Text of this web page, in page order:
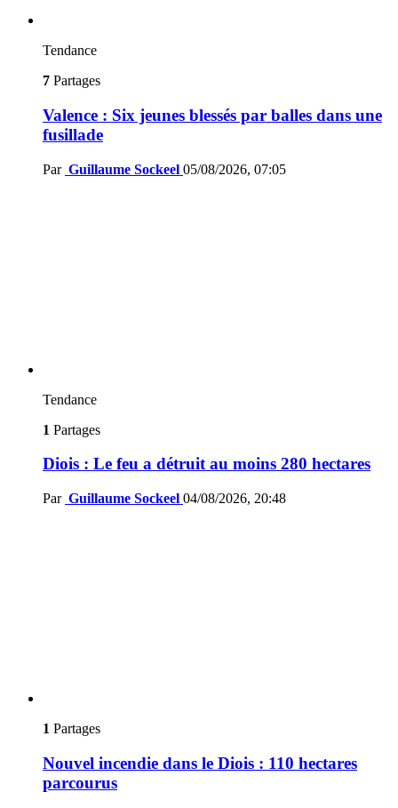
Tendance
7 Partages
Valence : Six jeunes blessés par balles dans une
fusillade
Par Guillaume Sockeel 05/08/2026, 07:05
Tendance
1 Partages
Diois : Le feu a détruit au moins 280 hectares
Par Guillaume Sockeel 04/08/2026, 20:48
1 Partages
Nouvel incendie dans le Diois : 110 hectares
parcourus